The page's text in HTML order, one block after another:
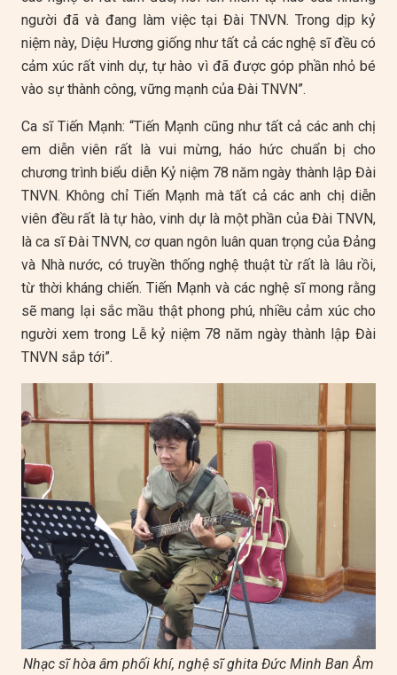
người đã và đang làm việc tại Đài TNVN. Trong dịp kỷ
niệm này, Diệu Hương giống như tất cả các nghệ sĩ đều có
cảm xúc rất vinh dự, tự hào vì đã được góp phần nhỏ bé
vào sự thành công, vững mạnh của Đài TNVN”.
Ca sĩ Tiến Mạnh: “Tiến Mạnh cũng như tất cả các anh chị
em diễn viên rất là vui mừng, háo hức chuẩn bị cho
chương trình biểu diễn Kỷ niệm 78 năm ngày thành lập Đài
TNVN. Không chỉ Tiến Mạnh mà tất cả các anh chị diễn
viên đều rất là tự hào, vinh dự là một phần của Đài TNVN,
là ca sĩ Đài TNVN, cơ quan ngôn luân quan trọng của Đảng
và Nhà nước, có truyền thống nghệ thuật từ rất là lâu rồi,
từ thời kháng chiến. Tiến Mạnh và các nghệ sĩ mong rằng
sẽ mang lại sắc mầu thật phong phú, nhiều cảm xúc cho
người xem trong Lễ kỷ niệm 78 năm ngày thành lập Đài
TNVN sắp tới”.
Nhạc sĩ hòa âm phối khí, nghệ sĩ ghita Đức Minh Ban Âm